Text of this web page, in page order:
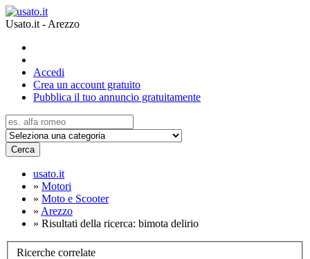
Usato.it - Arezzo
Accedi
Crea un account gratuito
Pubblica il tuo annuncio gratuitamente
Cerca
usato.it
» Motori
» Moto e Scooter
» Arezzo
» Risultati della ricerca: bimota delirio
Ricerche correlate